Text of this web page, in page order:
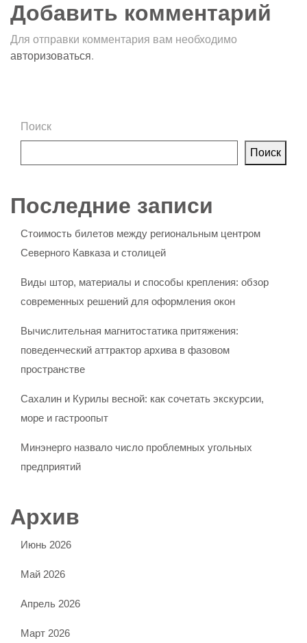
Добавить комментарий
Для отправки комментария вам необходимо
авторизоваться.
Поиск
Поиск
Последние записи
Стоимость билетов между региональным центром
Северного Кавказа и столицей
Виды штор, материалы и способы крепления: обзор
современных решений для оформления окон
Вычислительная магнитостатика притяжения:
поведенческий аттрактор архива в фазовом
пространстве
Сахалин и Курилы весной: как сочетать экскурсии,
море и гастроопыт
Минэнерго назвало число проблемных угольных
предприятий
Архив
Июнь 2026
Май 2026
Апрель 2026
Март 2026